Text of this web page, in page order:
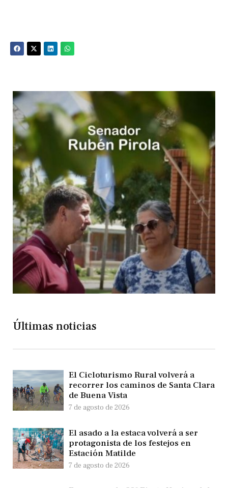
Últimas noticias
El Cicloturismo Rural volverá a
recorrer los caminos de Santa Clara
de Buena Vista
7 de agosto de 2026
El asado a la estaca volverá a ser
protagonista de los festejos en
Estación Matilde
7 de agosto de 2026